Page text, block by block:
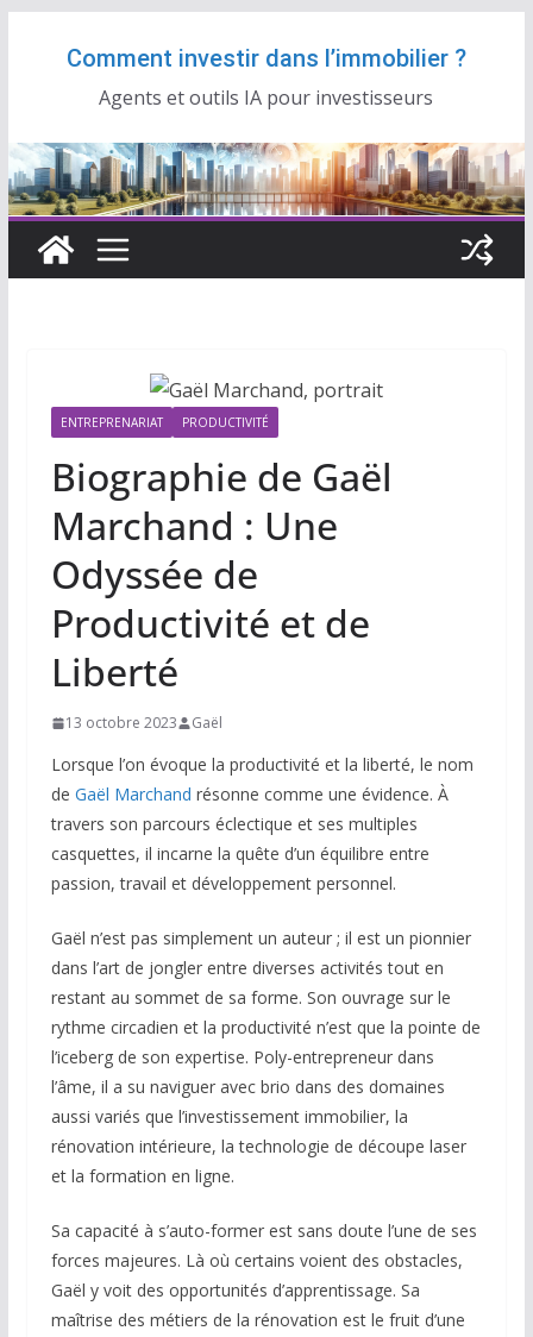
Comment investir dans l’immobilier ?
Agents et outils IA pour investisseurs
ENTREPRENARIAT PRODUCTIVITÉ
Biographie de Gaël
Marchand : Une
Odyssée de
Productivité et de
Liberté
13 octobre 2023 Gaël
Lorsque l’on évoque la productivité et la liberté, le nom
de Gaël Marchand résonne comme une évidence. À
travers son parcours éclectique et ses multiples
casquettes, il incarne la quête d’un équilibre entre
passion, travail et développement personnel.
Gaël n’est pas simplement un auteur ; il est un pionnier
dans l’art de jongler entre diverses activités tout en
restant au sommet de sa forme. Son ouvrage sur le
rythme circadien et la productivité n’est que la pointe de
l’iceberg de son expertise. Poly-entrepreneur dans
l’âme, il a su naviguer avec brio dans des domaines
aussi variés que l’investissement immobilier, la
rénovation intérieure, la technologie de découpe laser
et la formation en ligne.
Sa capacité à s’auto-former est sans doute l’une de ses
forces majeures. Là où certains voient des obstacles,
Gaël y voit des opportunités d’apprentissage. Sa
maîtrise des métiers de la rénovation est le fruit d’une